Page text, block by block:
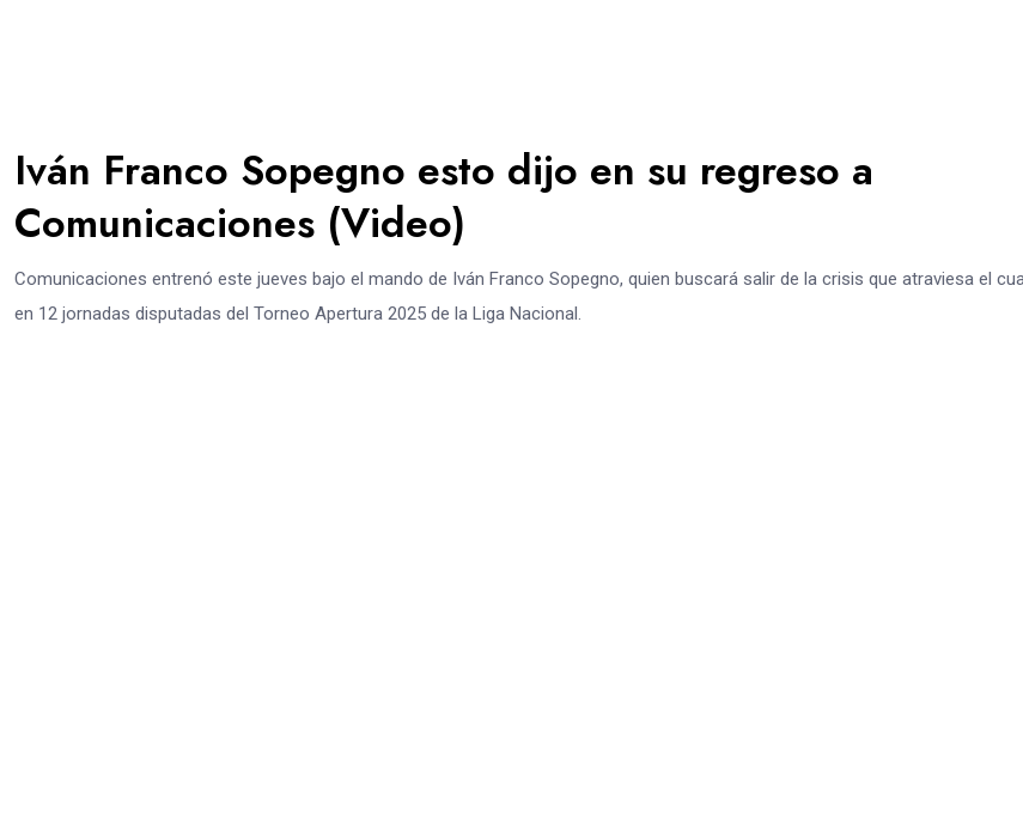
Iván Franco Sopegno esto dijo en su regreso a
Comunicaciones (Video)
Comunicaciones entrenó este jueves bajo el mando de Iván Franco Sopegno, quien buscará salir de la crisis que atraviesa el
en 12 jornadas disputadas del Torneo Apertura 2025 de la Liga Nacional.